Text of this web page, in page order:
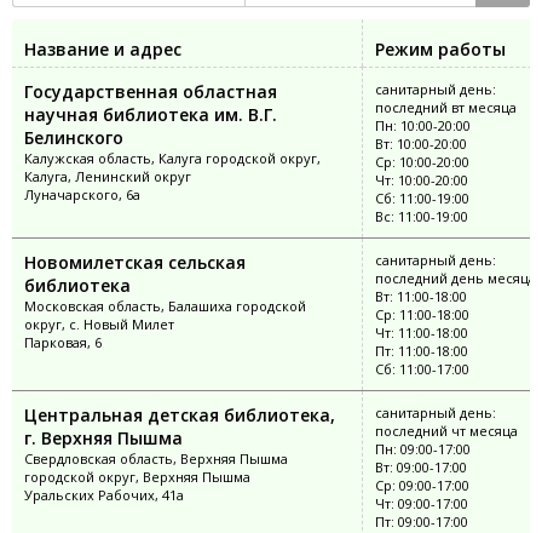
Название и адрес
Режим работы
Государственная областная
научная библиотека им. В.Г.
Белинского
Калужская область, Калуга городской округ,
Калуга, Ленинский округ
Луначарского, 6а
санитарный день:
последний вт месяца
Пн: 10:00-20:00
Вт: 10:00-20:00
Ср: 10:00-20:00
Чт: 10:00-20:00
Сб: 11:00-19:00
Вс: 11:00-19:00
Новомилетская сельская
библиотека
Московская область, Балашиха городской
округ, с. Новый Милет
Парковая, 6
санитарный день:
последний день месяца
Вт: 11:00-18:00
Ср: 11:00-18:00
Чт: 11:00-18:00
Пт: 11:00-18:00
Сб: 11:00-17:00
Центральная детская библиотека,
г. Верхняя Пышма
Свердловская область, Верхняя Пышма
городской округ, Верхняя Пышма
Уральских Рабочих, 41а
санитарный день:
последний чт месяца
Пн: 09:00-17:00
Вт: 09:00-17:00
Ср: 09:00-17:00
Чт: 09:00-17:00
Пт: 09:00-17:00